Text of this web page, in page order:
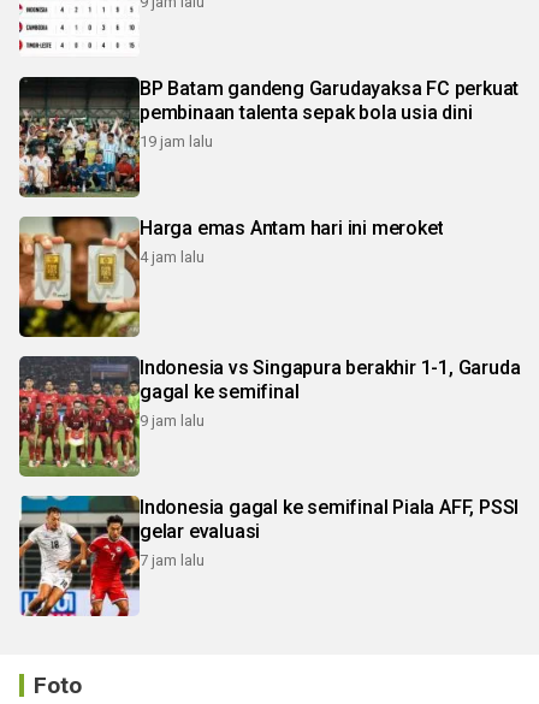
BP Batam gandeng Garudayaksa FC perkuat
pembinaan talenta sepak bola usia dini
19 jam lalu
Harga emas Antam hari ini meroket
4 jam lalu
Indonesia vs Singapura berakhir 1-1, Garuda
gagal ke semifinal
9 jam lalu
Indonesia gagal ke semifinal Piala AFF, PSSI
gelar evaluasi
7 jam lalu
Foto